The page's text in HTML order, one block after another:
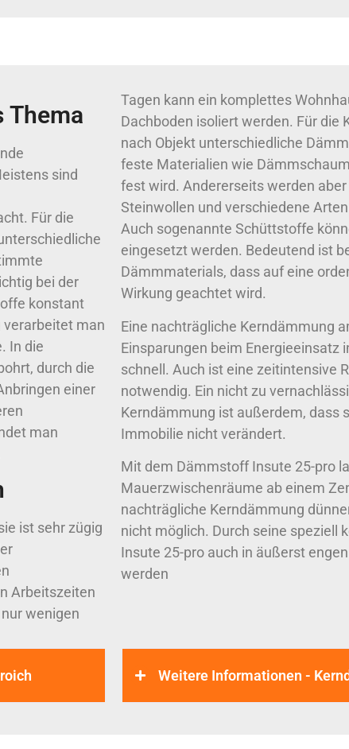
Thema
sind
Für die
bei der
konstant
man
In die
durch die
einer
man
ist sehr zügig
Arbeitszeiten
wenigen
Tagen kann ein komplettes
Dachboden isoliert werden. Für die
nach Objekt unterschiedliche
feste Materialien wie
fest wird. Andererseits werden
Steinwollen und verschiedene
Auch sogenannte Schüttstoffe
eingesetzt werden. Bedeutend ist
Dämmmaterials, dass auf eine
Wirkung geachtet wird.
Eine nachträgliche Kerndämmung
Einsparungen beim Energieeinsatz
schnell. Auch ist eine zeitintensive
notwendig. Ein nicht zu
Kerndämmung ist außerdem, dass
Immobilie nicht verändert.
Mit dem Dämmstoff Insute 25-pro
Mauerzwischenräume ab einem
nachträgliche Kerndämmung
nicht möglich. Durch seine speziell
Insute 25-pro auch in äußerst
werden
Weitere Informationen -